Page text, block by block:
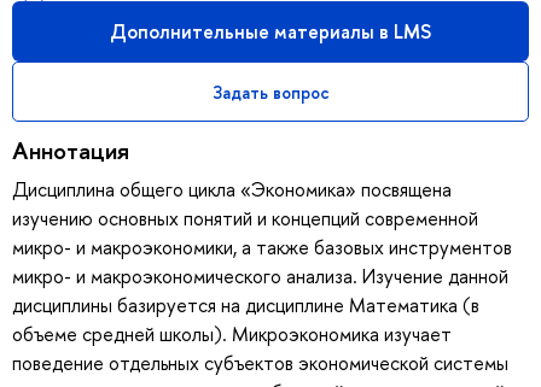
Дополнительные материалы в LMS
Задать вопрос
Аннотация
Дисциплина общего цикла «Экономика» посвящена
изучению основных понятий и концепций современной
микро- и макроэкономики, а также базовых инструментов
микро- и макроэкономического анализа. Изучение данной
дисциплины базируется на дисциплине Математика (в
объеме средней школы). Микроэкономика изучает
поведение отдельных субъектов экономической системы